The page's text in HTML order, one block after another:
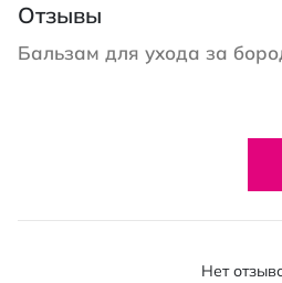
Отзывы
Бальзам для ухода за
Нет